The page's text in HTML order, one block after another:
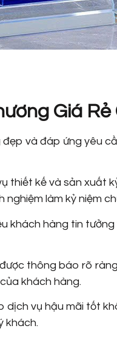
Giá
và đáp ứng yêu
thiết kế và sản xuất
nghiệm làm kỷ niệm
khách hàng tin
thông báo rõ
khách hàng.
dịch vụ hậu mãi tốt
khách.